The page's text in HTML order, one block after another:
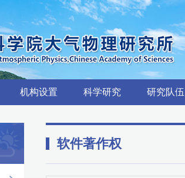
机构设置 科学研究 研究队伍
软件著作权